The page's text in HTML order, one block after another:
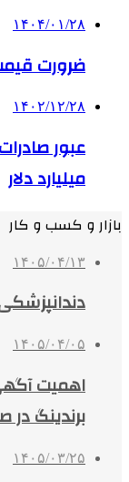
۱۴۰۴/۰۱/۲۸
ضرورت
۱۴۰۲/۱۲/۲۸
میلیارد دلار
بازار و کسب و کار
۱۴۰۵/۰۴/۱۳
۱۴۰۵/۰۴/۰۵
اهمیت
برندینگ
۱۴۰۵/۰۳/۲۵